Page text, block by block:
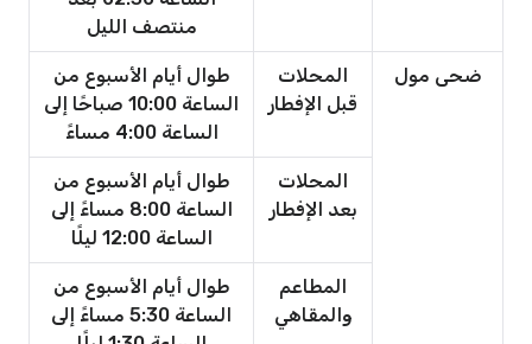
منتصف الليل
ضحى مول
المحلات
قبل الإفطار
طوال أيام الأسبوع من
الساعة 10:00 صباحًا إلى
الساعة 4:00 مساءً
المحلات
بعد الإفطار
طوال أيام الأسبوع من
الساعة 8:00 مساءً إلى
الساعة 12:00 ليلًا
المطاعم
والمقاهي
طوال أيام الأسبوع من
الساعة 5:30 مساءً إلى